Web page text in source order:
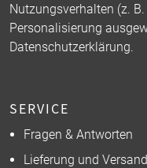
Nutzungsverhalten (z.
Personalisierung
Datenschutzerklärung.
SERVICE
Fragen & Antworten
Lieferung und Versand